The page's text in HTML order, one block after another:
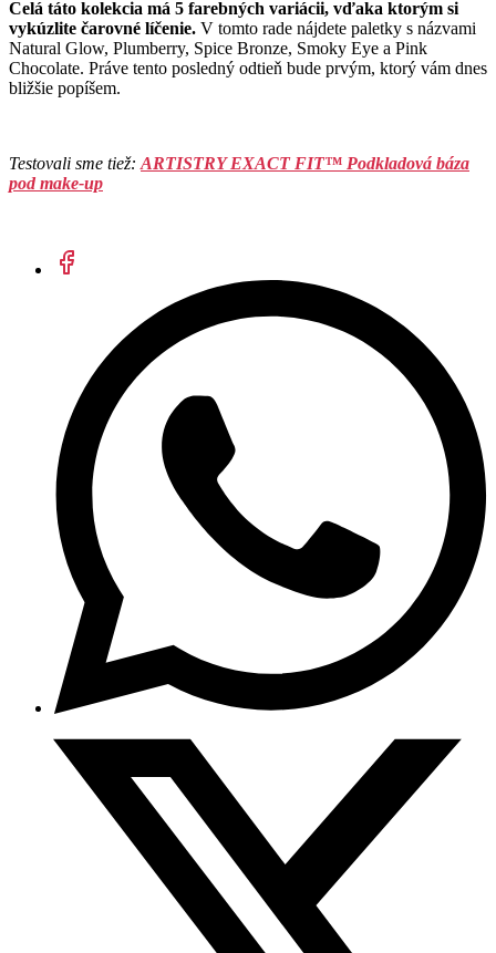
Celá táto kolekcia má 5 farebných variácii, vďaka ktorým si
vykúzlite čarovné líčenie. V tomto rade nájdete paletky s názvami
Natural Glow, Plumberry, Spice Bronze, Smoky Eye a Pink
Chocolate. Práve tento posledný odtieň bude prvým, ktorý vám dnes
bližšie popíšem.
Testovali sme tiež:ARTISTRY EXACT FIT™ Podkladová báza
pod make-up